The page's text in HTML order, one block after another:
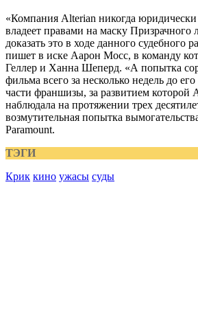
«Компания Alterian никогда юридически
владеет правами на маску Призрачного
доказать это в ходе данного судебного
пишет в иске Аарон Мосс, в команду
Геллер и Ханна Шеперд. «А попытка
фильма всего за несколько недель до
части франшизы, за развитием которой
наблюдала на протяжении трех
возмутительная попытка
Paramount.
ТЭГИ
Крик кино ужасы суды